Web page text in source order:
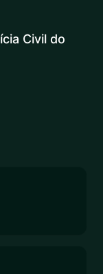
Civil do